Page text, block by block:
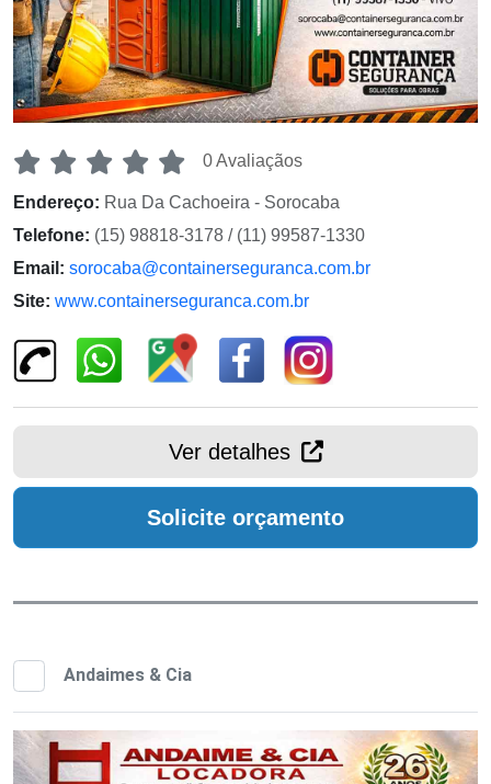
0 Avaliaçãos
Endereço: Rua Da Cachoeira - Sorocaba
Telefone: (15) 98818-3178 / (11) 99587-1330
Email: sorocaba@containerseguranca.com.br
Site: www.containerseguranca.com.br
Ver detalhes
Solicite orçamento
Andaimes & Cia